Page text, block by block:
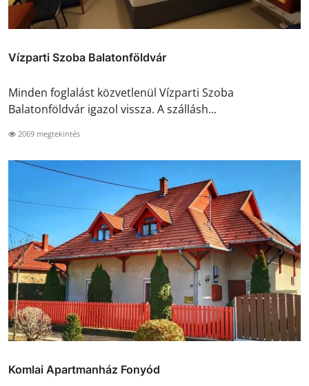
Vízparti Szoba Balatonföldvár
Minden foglalást közvetlenül Vízparti Szoba
Balatonföldvár igazol vissza. A szállásh...
2069 megtekintés
Komlai Apartmanház Fonyód